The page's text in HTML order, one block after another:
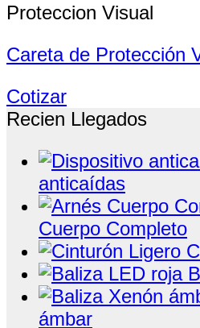
Proteccion Visual
Careta de Protección
Cotizar
Recien Llegados
anticaídas
Cuerpo Completo
ámbar